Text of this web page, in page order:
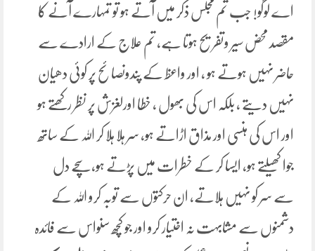
اے لوگو! جب تم مجلس ذکر میں آتے ہو تو تمہارے آنے کا
مقصد محض سیر وتفریح ہوتا ہے، تم علاج کے ارادے سے
حاضر نہیں ہوتے ہو ، اور واعظ کے پندونصائح پر کوئی دھیان
نہیں دیتے ، بلکہ اس کی بھول ، خطا اورلغزش پر نظر رکھتے ہو
اور اس کی ہنسی اور مذاق اڑاتے ہو، سر ہلا ہلا کر اللہ کے ساتھ
جوا کھیلتے ہو، ایسا کر کے خطرات میں پڑتے ہو، سچے دل
سے سر کو نہیں ہلاتے، ان حرکتوں سے توبہ کرو اللہ کے
دشمنوں سے مشابہت نہ اختیار کرو اور جو کچھ سنواس سے فائدہ